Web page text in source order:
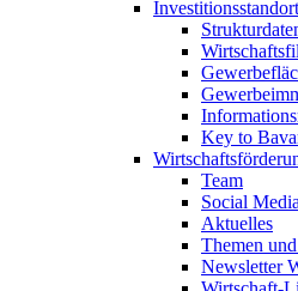
Investitionsstandort
Key to
Team
Social Media
Aktuelles
Themen
Newsletter